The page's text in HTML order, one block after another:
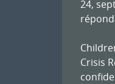
24,
Crisis